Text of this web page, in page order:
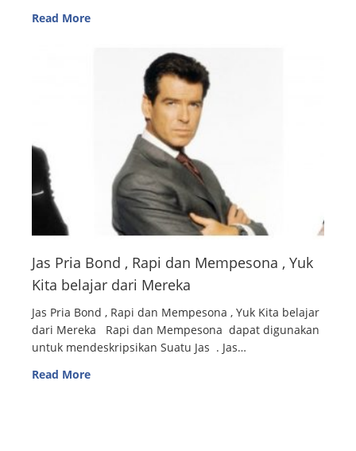
Read More
Jas Pria Bond , Rapi dan Mempesona , Yuk
Kita belajar dari Mereka
Jas Pria Bond , Rapi dan Mempesona , Yuk Kita belajar
dari Mereka Rapi dan Mempesona dapat digunakan
untuk mendeskripsikan Suatu Jas . Jas…
Read More